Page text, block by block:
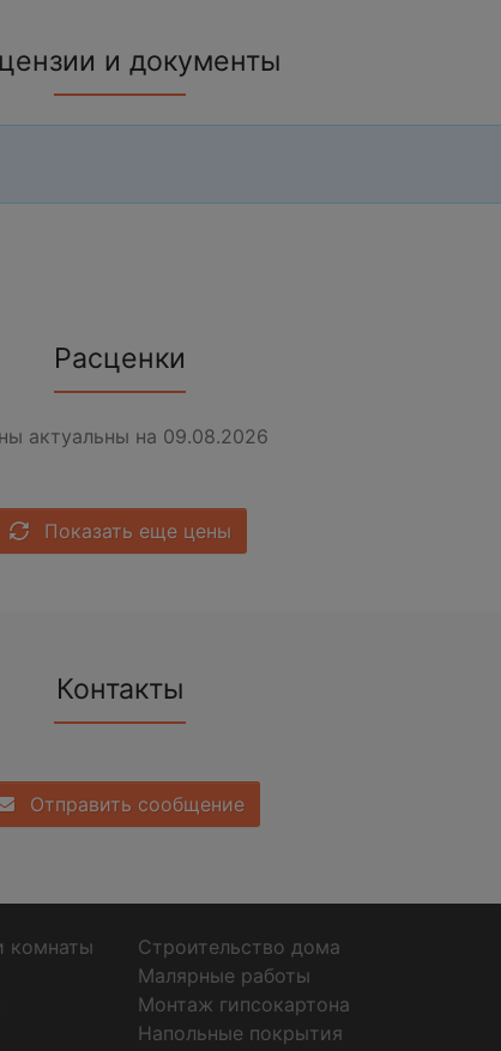
и документы
Расценки
актуальны на 09.08.2026
Показать еще цены
Контакты
Отправить сообщение
комнаты
Строительство дома
Малярные работы
Монтаж гипсокартона
Напольные покрытия